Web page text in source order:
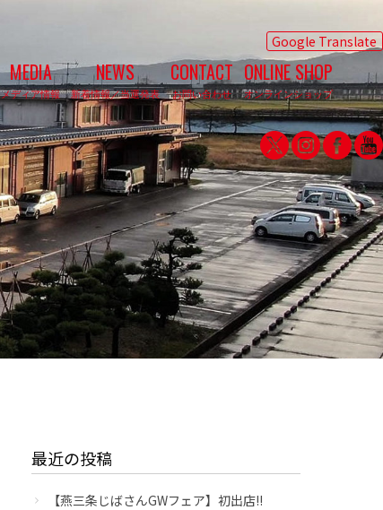
Google Translate
MEDIA
メディア情報
NEWS
新着情報／当選発表
CONTACT
お問い合わせ
ONLINE SHOP
オンラインショップ
最近の投稿
【燕三条じばさんGWフェア】初出店!!